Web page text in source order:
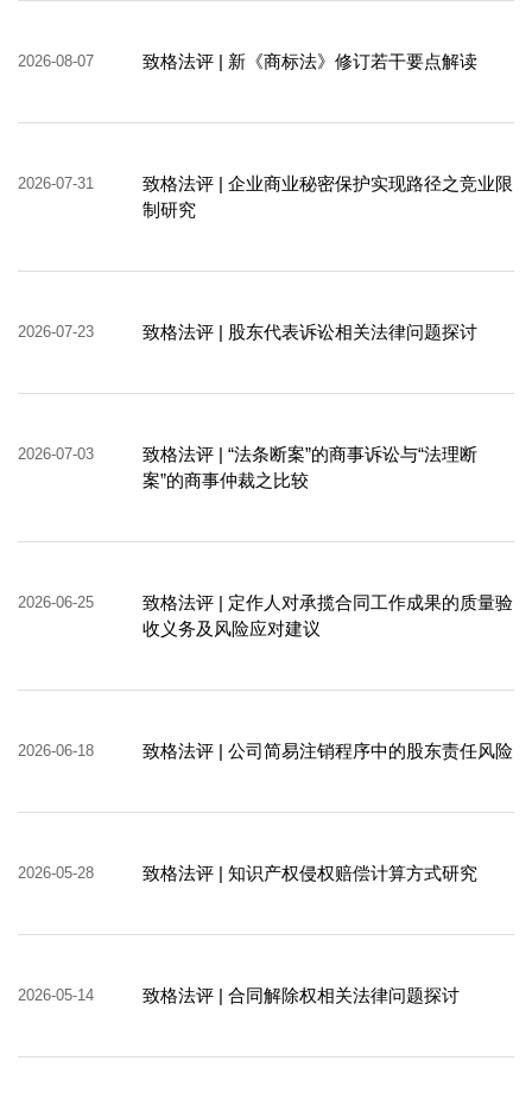
2026-08-07 致格法评 | 新《商标法》修订若干要点解读
2026-07-31
致格法评 | 企业商业秘密保护实现路径之竞业限
制研究
2026-07-23 致格法评 | 股东代表诉讼相关法律问题探讨
2026-07-03
致格法评 | “法条断案”的商事诉讼与“法理断
案”的商事仲裁之比较
2026-06-25
致格法评 | 定作人对承揽合同工作成果的质量验
收义务及风险应对建议
2026-06-18 致格法评 | 公司简易注销程序中的股东责任风险
2026-05-28 致格法评 | 知识产权侵权赔偿计算方式研究
2026-05-14 致格法评 | 合同解除权相关法律问题探讨